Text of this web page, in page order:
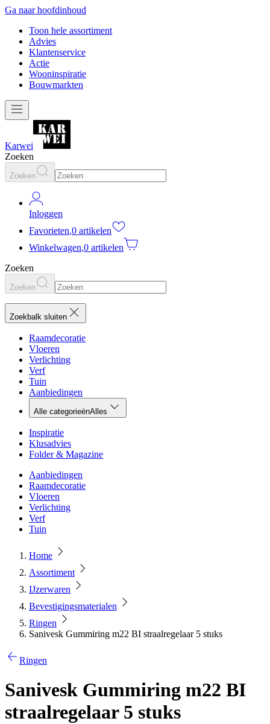
Ga naar hoofdinhoud
Toon hele assortiment
Advies
Klantenservice
Actie
Wooninspiratie
Bouwmarkten
Karwei
Zoeken
Zoeken
Inloggen
Favorieten,0 artikelen
Winkelwagen,0 artikelen
Zoeken
Zoeken
Zoekbalk sluiten
Raamdecoratie
Vloeren
Verlichting
Verf
Tuin
Aanbiedingen
Alle categorieënAlles
Inspiratie
Klusadvies
Folder & Magazine
Aanbiedingen
Raamdecoratie
Vloeren
Verlichting
Verf
Tuin
Home
Assortiment
IJzerwaren
Bevestigingsmaterialen
Ringen
Sanivesk Gummiring m22 BI straalregelaar 5 stuks
Ringen
Sanivesk Gummiring m22 BI
straalregelaar 5 stuks